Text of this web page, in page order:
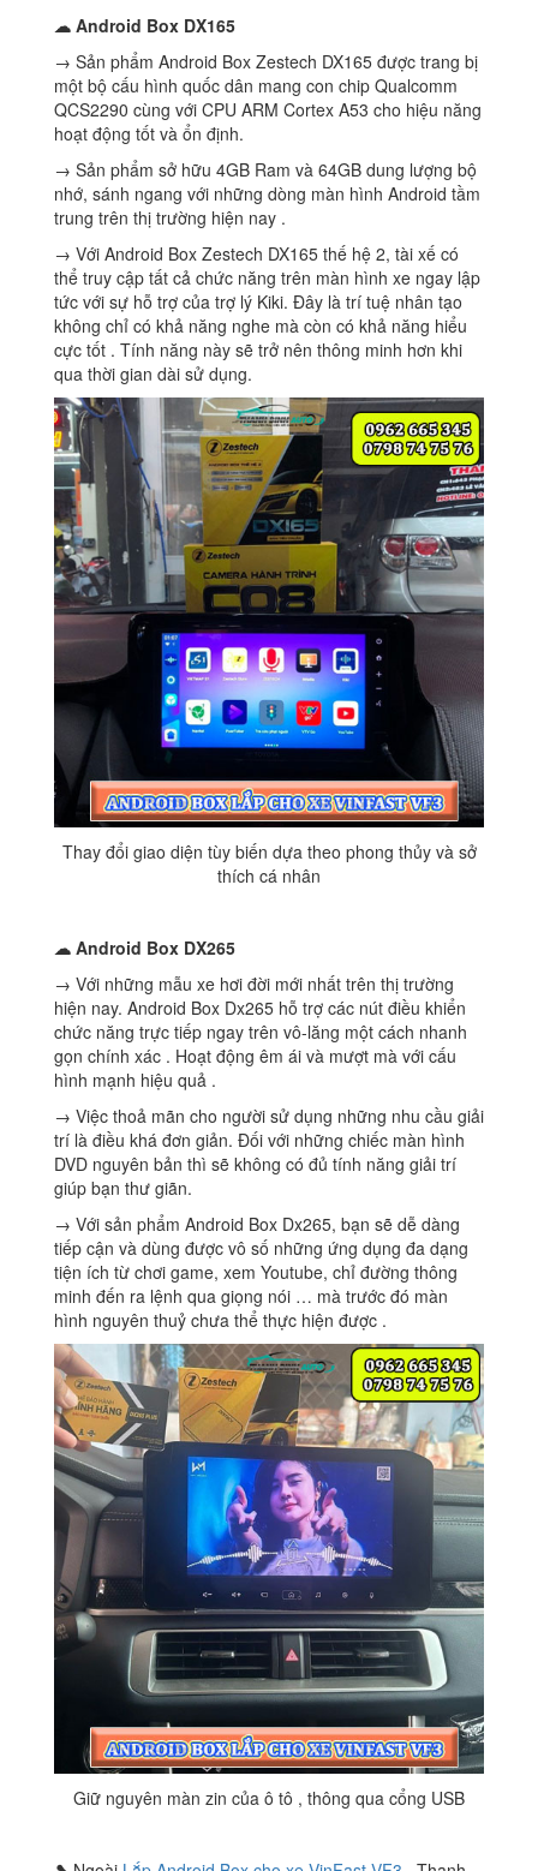
☁ Android Box DX165
→ Sản phẩm Android Box Zestech DX165 được trang bị
một bộ cấu hình quốc dân mang con chip Qualcomm
QCS2290 cùng với CPU ARM Cortex A53 cho hiệu năng
hoạt động tốt và ổn định.
→ Sản phẩm sở hữu 4GB Ram và 64GB dung lượng bộ
nhớ, sánh ngang với những dòng màn hình Android tầm
trung trên thị trường hiện nay .
→ Với Android Box Zestech DX165 thế hệ 2, tài xế có
thể truy cập tất cả chức năng trên màn hình xe ngay lập
tức với sự hỗ trợ của trợ lý Kiki. Đây là trí tuệ nhân tạo
không chỉ có khả năng nghe mà còn có khả năng hiểu
cực tốt . Tính năng này sẽ trở nên thông minh hơn khi
qua thời gian dài sử dụng.
Thay đổi giao diện tùy biến dựa theo phong thủy và sở
thích cá nhân
☁ Android Box DX265
→ Với những mẫu xe hơi đời mới nhất trên thị trường
hiện nay. Android Box Dx265 hỗ trợ các nút điều khiển
chức năng trực tiếp ngay trên vô-lăng một cách nhanh
gọn chính xác . Hoạt động êm ái và mượt mà với cấu
hình mạnh hiệu quả .
→ Việc thoả mãn cho người sử dụng những nhu cầu giải
trí là điều khá đơn giản. Đối với những chiếc màn hình
DVD nguyên bản thì sẽ không có đủ tính năng giải trí
giúp bạn thư giãn.
→ Với sản phẩm Android Box Dx265, bạn sẽ dễ dàng
tiếp cận và dùng được vô số những ứng dụng đa dạng
tiện ích từ chơi game, xem Youtube, chỉ đường thông
minh đến ra lệnh qua giọng nói … mà trước đó màn
hình nguyên thuỷ chưa thể thực hiện được .
Giữ nguyên màn zin của ô tô , thông qua cổng USB